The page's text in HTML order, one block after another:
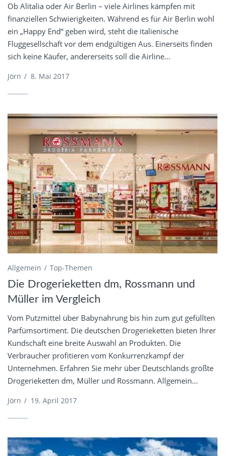
Ob Alitalia oder Air Berlin – viele Airlines kämpfen mit
finanziellen Schwierigkeiten. Während es für Air Berlin wohl
ein „Happy End“ geben wird, steht die italienische
Fluggesellschaft vor dem endgültigen Aus. Einerseits finden
sich keine Käufer, andererseits soll die Airline...
Jörn / 8. Mai 2017
Allgemein Top-Themen
Die Drogerieketten dm, Rossmann und
Müller im Vergleich
Vom Putzmittel über Babynahrung bis hin zum gut gefüllten
Parfümsortiment. Die deutschen Drogerieketten bieten Ihrer
Kundschaft eine breite Auswahl an Produkten. Die
Verbraucher profitieren vom Konkurrenzkampf der
Unternehmen. Erfahren Sie mehr über Deutschlands größte
Drogerieketten dm, Müller und Rossmann. Allgemein...
Jörn / 19. April 2017